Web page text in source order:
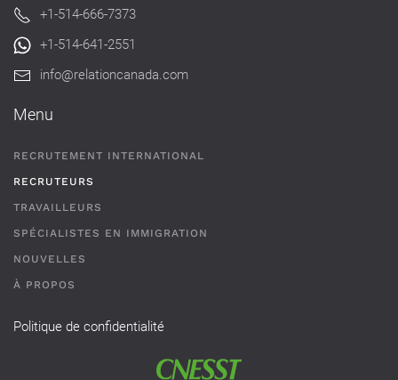
+1-514-666-7373
+1-514-641-2551
info@relationcanada.com
Menu
RECRUTEMENT INTERNATIONAL
RECRUTEURS
TRAVAILLEURS
SPÉCIALISTES EN IMMIGRATION
NOUVELLES
À PROPOS
Politique de confidentialité